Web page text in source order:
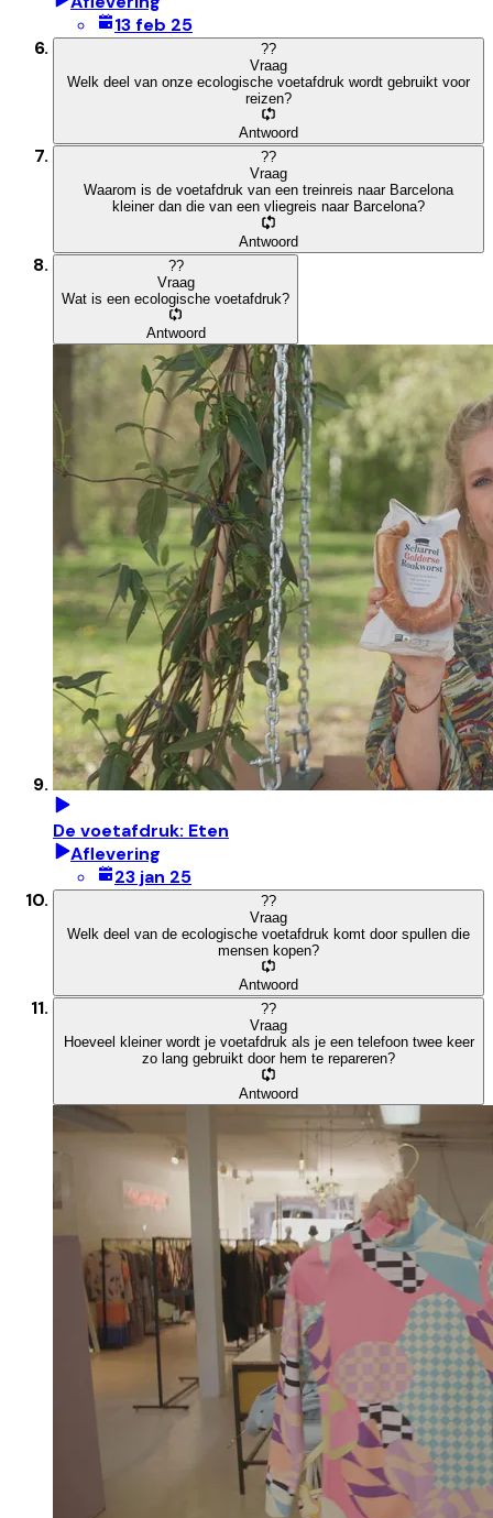
13 feb 25
??
Vraag
Welk deel van onze ecologische voetafdruk wordt gebruikt voor
reizen?
Antwoord
??
Vraag
Waarom is de voetafdruk van een treinreis naar Barcelona
kleiner dan die van een vliegreis naar Barcelona?
Antwoord
??
Vraag
Wat is een ecologische voetafdruk?
Antwoord
De voetafdruk: Eten
Aflevering
23 jan 25
??
Vraag
Welk deel van de ecologische voetafdruk komt door spullen die
mensen kopen?
Antwoord
??
Vraag
Hoeveel kleiner wordt je voetafdruk als je een telefoon twee keer
zo lang gebruikt door hem te repareren?
Antwoord